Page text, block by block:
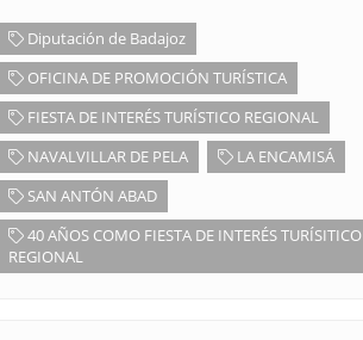
Diputación de Badajoz
OFICINA DE PROMOCIÓN TURÍSTICA
FIESTA DE INTERÉS TURÍSTICO REGIONAL
NAVALVILLAR DE PELA
LA ENCAMISÁ
SAN ANTÓN ABAD
40 AÑOS COMO FIESTA DE INTERÉS TURÍSITICO
REGIONAL